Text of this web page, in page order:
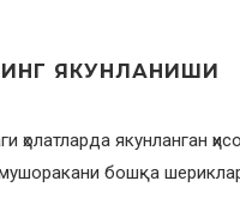
ЯКУНЛАНИШИ
ҳолатларда якунланган
бошқа